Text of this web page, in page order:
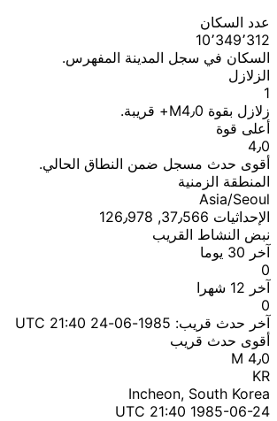
عدد السكان
10٬349٬312
السكان في سجل المدينة المفهرس.
الزلازل
1
زلازل بقوة M4٫0+ قريبة.
أعلى قوة
4٫0
أقوى حدث مسجل ضمن النطاق الحالي.
المنطقة الزمنية
Asia/Seoul
الإحداثيات 37٫566, 126٫978
نبض النشاط القريب
آخر 30 يوما
0
آخر 12 شهرا
0
آخر حدث قريب: 1985-06-24 21:40 UTC
أقوى حدث قريب
M 4٫0
KR
Incheon, South Korea
1985-06-24 21:40 UTC